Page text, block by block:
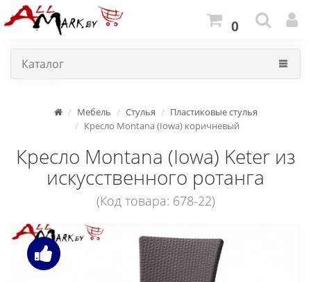
0
Каталог
Мебель Стулья
Пластиковые стулья
Кресло Montana (Iowa) коричневый
Кресло Montana (Iowa) Keter из
искусственного ротанга
(Код товара: 678-22)